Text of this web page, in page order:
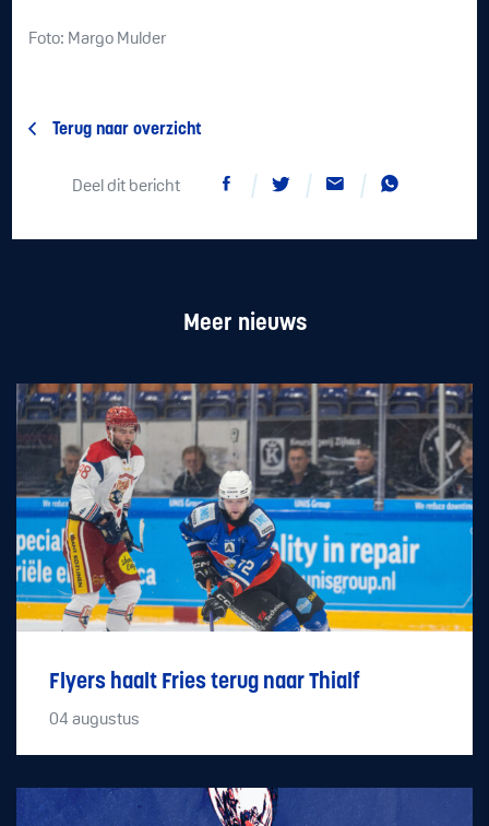
Foto: Margo Mulder
Terug naar overzicht
Deel dit bericht
Meer nieuws
Flyers haalt Fries terug naar Thialf
04 augustus